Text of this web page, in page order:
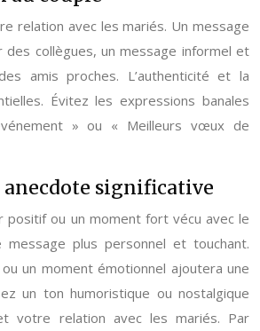
relation avec les mariés. Un message
des collègues, un message informel et
amis proches. L’authenticité et la
Évitez les expressions banales
» ou « Meilleurs vœux de
anecdote significative
positif ou un moment fort vécu avec le
plus personnel et touchant.
un moment émotionnel ajoutera une
un ton humoristique ou nostalgique
votre relation avec les mariés. Par